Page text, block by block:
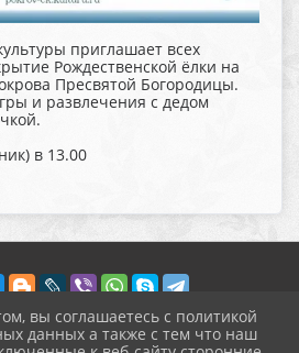
приглашает всех
Рождественской ёлки на
Пресвятой Богородицы.
и развлечения с дедом
в 13.00
вы соглашаетесь с политикой
данных а также с тем что наш